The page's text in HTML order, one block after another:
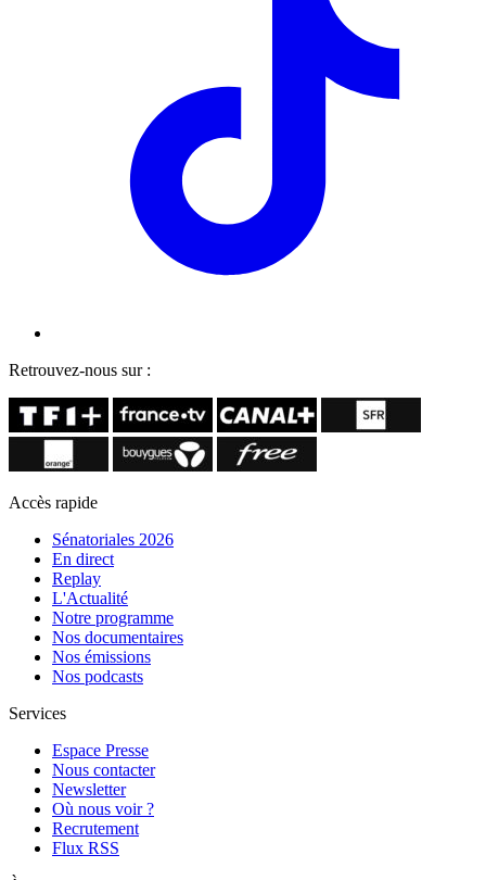
Retrouvez-nous sur :
Accès rapide
Sénatoriales 2026
En direct
Replay
L'Actualité
Notre programme
Nos documentaires
Nos émissions
Nos podcasts
Services
Espace Presse
Nous contacter
Newsletter
Où nous voir ?
Recrutement
Flux RSS